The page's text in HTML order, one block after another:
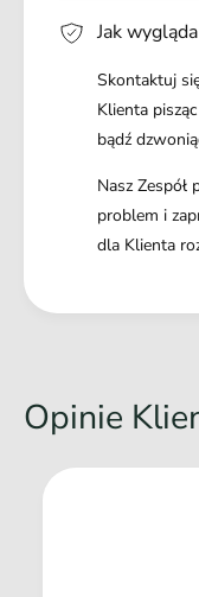
Jak
Skontaktuj
Klienta
bądź
Nasz Zespół
problem i
dla Klienta
Opinie